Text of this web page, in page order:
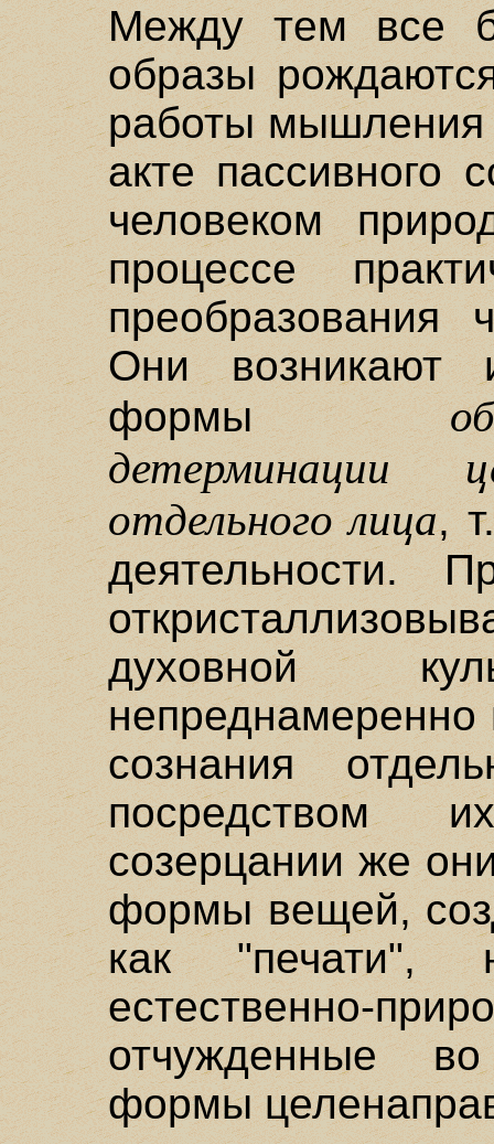
Между тем все
образы
работы мышления
акте пассивного
человеком
процессе
преобразования
Они возникают
формы
детерминации
отдельного лица,
деятельности.
духовной
непреднамеренно
сознания
посредством
созерцании же
формы вещей,
как "печати",
естественно-
отчужденные
формы